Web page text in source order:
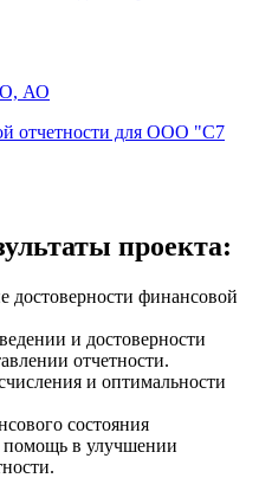
АО
отчетности для ООО "С7
проекта:
достоверности финансовой
и достоверности
отчетности.
и оптимальности
состояния
помощь в улучшении